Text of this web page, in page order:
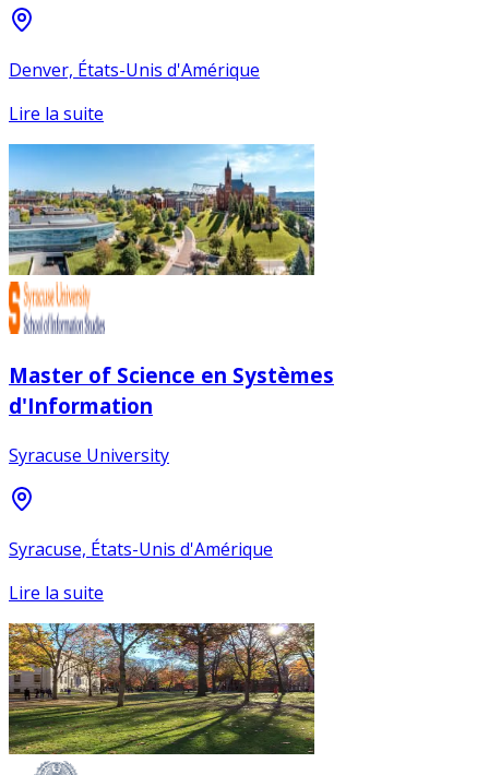
Denver, États-Unis d'Amérique
Lire la suite
Master of Science en Systèmes
d'Information
Syracuse University
Syracuse, États-Unis d'Amérique
Lire la suite